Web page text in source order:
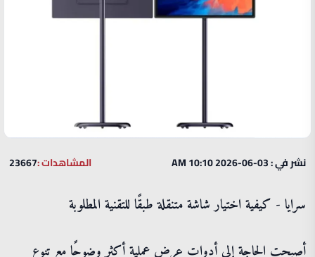
نشر في : 03-06-2026 10:10 AM المشاهدات :23667
سرايا - كيفية اختيار شاشة متنقلة طبقًا للتقنية المطلوبة
أصبحت الحاجة إلى أدوات عرض عملية أكثر وضوحًا مع تنوع